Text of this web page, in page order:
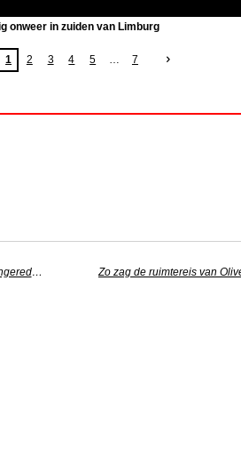
onweer in zuiden van Limburg
1 2 3 4 5 7
Belgische F-16 bij opstarten gebouw ingereden op Vliegbasis Leeuwarden